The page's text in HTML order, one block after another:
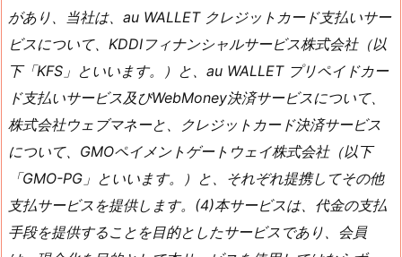
があり、当社は、au WALLET クレジットカード支払いサー
ビスについて、KDDIフィナンシャルサービス株式会社（以
下「KFS」といいます。）と、au WALLET プリペイドカー
ド支払いサービス及びWebMoney決済サービスについて、
株式会社ウェブマネーと、クレジットカード決済サービス
について、GMOペイメントゲートウェイ株式会社（以下
「GMO-PG」といいます。）と、それぞれ提携してその他
支払サービスを提供します。(4)本サービスは、代金の支払
手段を提供することを目的としたサービスであり、会員